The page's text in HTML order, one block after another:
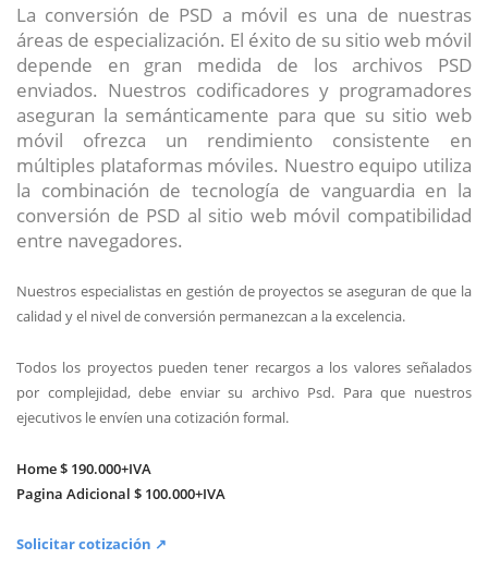
La conversión de PSD a móvil es una de nuestras
áreas de especialización. El éxito de su sitio web móvil
depende en gran medida de los archivos PSD
enviados. Nuestros codificadores y programadores
aseguran la semánticamente para que su sitio web
móvil ofrezca un rendimiento consistente en
múltiples plataformas móviles. Nuestro equipo utiliza
la combinación de tecnología de vanguardia en la
conversión de PSD al sitio web móvil compatibilidad
entre navegadores.
Nuestros especialistas en gestión de proyectos se aseguran de que la
calidad y el nivel de conversión permanezcan a la excelencia.
Todos los proyectos pueden tener recargos a los valores señalados
por complejidad, debe enviar su archivo Psd. Para que nuestros
ejecutivos le envíen una cotización formal.
Home $ 190.000+IVA
Pagina Adicional $ 100.000+IVA
Solicitar cotización ↗